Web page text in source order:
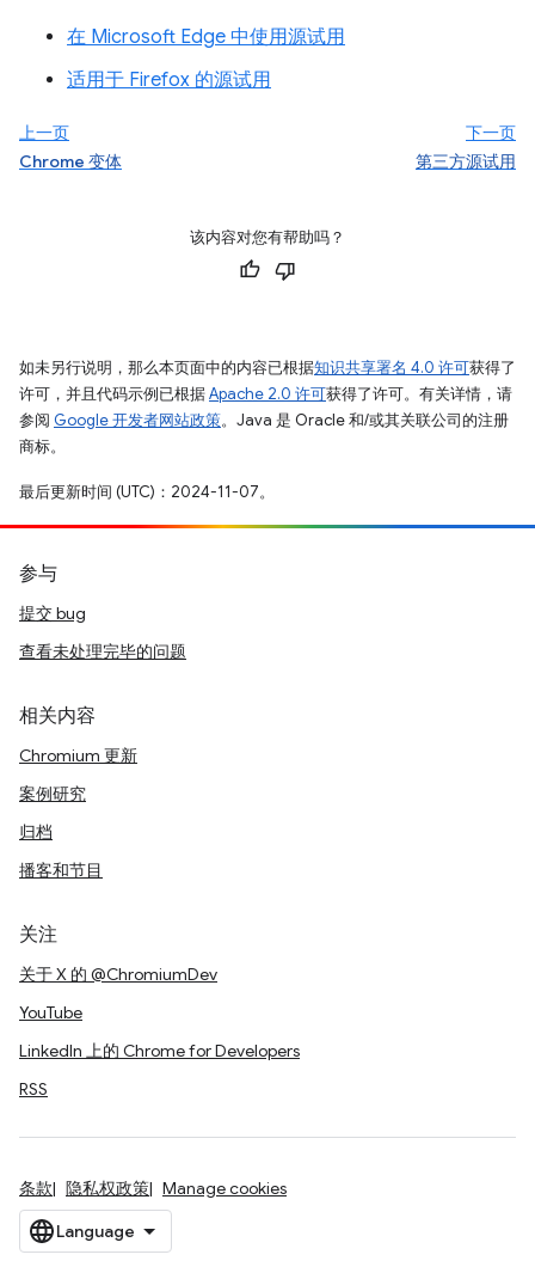
在 Microsoft Edge 中使用源试用
适用于 Firefox 的源试用
上一页
Chrome 变体
下一页
第三方源试用
该内容对您有帮助吗？
如未另行说明，那么本页面中的内容已根据知识共享署名 4.0 许可获得了
许可，并且代码示例已根据Apache 2.0 许可获得了许可。有关详情，请
参阅 Google 开发者网站政策。Java 是 Oracle 和/或其关联公司的注册
商标。
最后更新时间 (UTC)：2024-11-07。
参与
提交 bug
查看未处理完毕的问题
相关内容
Chromium 更新
案例研究
归档
播客和节目
关注
关于 X 的 @ChromiumDev
YouTube
LinkedIn 上的 Chrome for Developers
RSS
条款 隐私权政策 Manage cookies